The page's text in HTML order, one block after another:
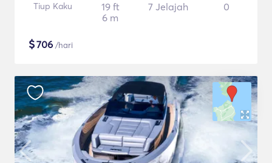
Tiup Kaku
19 ft
6 m
7 Jelajah 0
$706 /hari